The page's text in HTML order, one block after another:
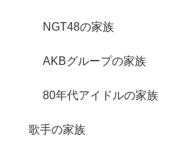
NGT48の家族
AKBグループの家族
80年代アイドルの家族
歌手の家族